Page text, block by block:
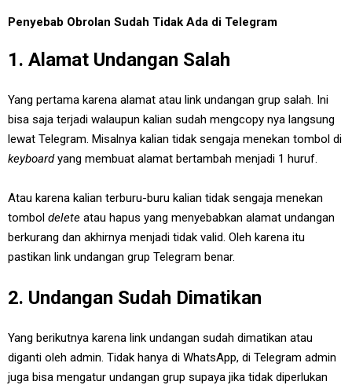
Penyebab Obrolan Sudah Tidak Ada di Telegram
1. Alamat Undangan Salah
Yang pertama karena alamat atau link undangan grup salah. Ini
bisa saja terjadi walaupun kalian sudah mengcopy nya langsung
lewat Telegram. Misalnya kalian tidak sengaja menekan tombol di
keyboardyang membuat alamat bertambah menjadi 1 huruf.
Atau karena kalian terburu-buru kalian tidak sengaja menekan
tombol delete atau hapus yang menyebabkan alamat undangan
berkurang dan akhirnya menjadi tidak valid. Oleh karena itu
pastikan link undangan grup Telegram benar.
2. Undangan Sudah Dimatikan
Yang berikutnya karena link undangan sudah dimatikan atau
diganti oleh admin. Tidak hanya di WhatsApp, di Telegram admin
juga bisa mengatur undangan grup supaya jika tidak diperlukan